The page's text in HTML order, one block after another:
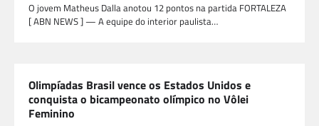
O jovem Matheus Dalla anotou 12 pontos na partida FORTALEZA
[ ABN NEWS ] — A equipe do interior paulista…
Olimpíadas Brasil vence os Estados Unidos e
conquista o bicampeonato olímpico no Vôlei
Feminino